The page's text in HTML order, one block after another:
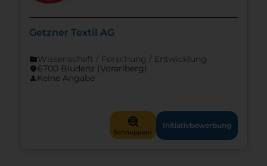
Getzner Textil AG
folderWissenschaft / Forschung / Entwicklung
location_on6700 Bludenz (Vorarl­berg)
person Keine Angabe
mystery
Schnuppern
Initiativbewerbung